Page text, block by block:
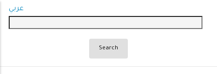
main
عربي